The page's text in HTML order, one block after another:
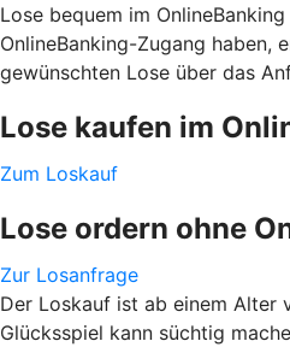
Lose bequem im
OnlineBanking-Zugang haben,
gewünschten Lose über das
Lose kaufen im
Zum Loskauf
Lose ordern ohne
Zur Losanfrage
Der Loskauf ist ab einem Alter
Glücksspiel kann süchtig